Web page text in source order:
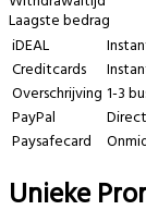
Laagste bedrag
iDEAL
Creditcards
Overschrijving 1-3
PayPal
Direct
Paysafecard
Unieke